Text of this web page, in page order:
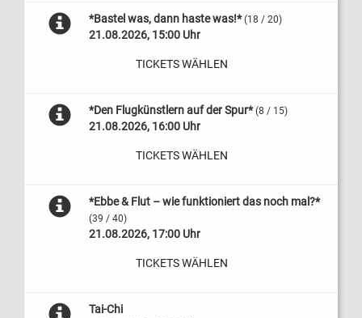
*Bastel was, dann haste was!* (18 / 20)
21.08.2026, 15:00 Uhr
TICKETS WÄHLEN
*Den Flugkünstlern auf der Spur* (8 / 15)
21.08.2026, 16:00 Uhr
TICKETS WÄHLEN
*Ebbe & Flut – wie funktioniert das noch mal?*
(39 / 40)
21.08.2026, 17:00 Uhr
TICKETS WÄHLEN
Tai-Chi